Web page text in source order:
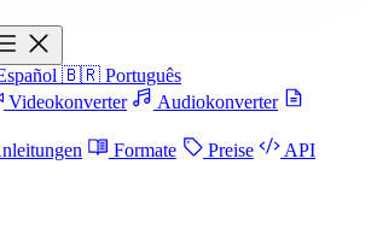
🇧🇷 Português
Videokonverter
Audiokonverter
Formate Preise
API